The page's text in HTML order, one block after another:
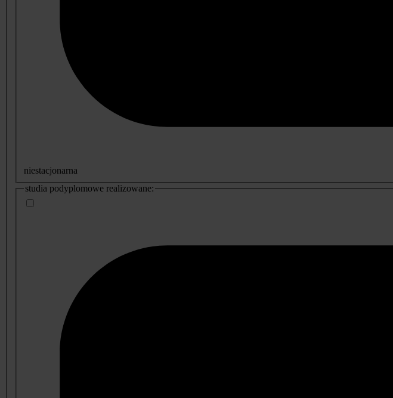
niestacjonarna
studia podyplomowe realizowane: